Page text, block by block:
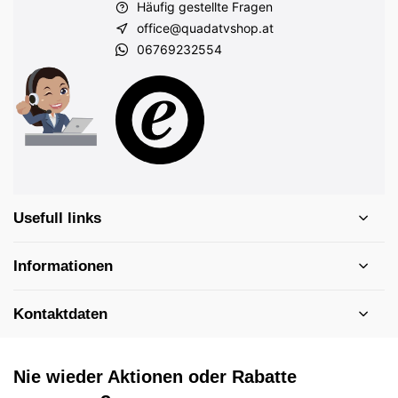
Häufig gestellte Fragen
office@quadatvshop.at
06769232554
Usefull links
Informationen
Kontaktdaten
Nie wieder Aktionen oder Rabatte